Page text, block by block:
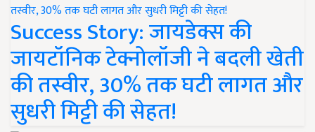
Success Story: जायडेक्स की
जायटॉनिक टेक्नोलॉजी ने बदली खेती
की तस्वीर, 30% तक घटी लागत और
सुधरी मिट्टी की सेहत!